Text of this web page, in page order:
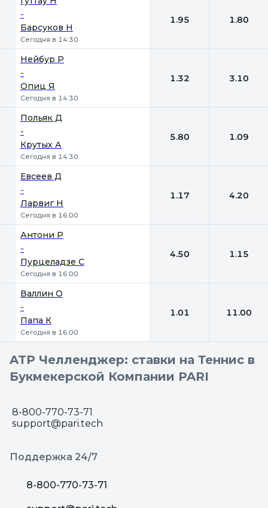
-
Барсуков Н
Сегодня в 14:30
1.95 1.80
Нейбур Р
-
Опиц Я
Сегодня в 14:30
1.32 3.10
Польяк Д
-
Крутых А
Сегодня в 14:30
5.80 1.09
Евсеев Д
-
Ларвиг Н
Сегодня в 16:00
1.17 4.20
Антони Р
-
Пурцеладзе С
Сегодня в 16:00
4.50 1.15
Валлин О
-
Папа К
Сегодня в 16:00
1.01 11.00
ATP Челленджер: ставки на Теннис в
Букмекерской Компании PARI
8-800-770-73-71
support@pari.tech
Поддержка 24/7
8-800-770-73-71